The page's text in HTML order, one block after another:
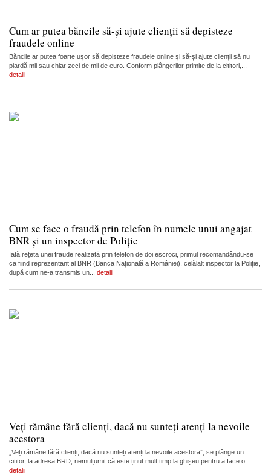
Cum ar putea băncile să-și ajute clienții să depisteze
fraudele online
Băncile ar putea foarte ușor să depisteze fraudele online și să-și ajute clienții să nu
piardă mii sau chiar zeci de mii de euro. Conform plângerilor primite de la cititori,...
detalii
Cum se face o fraudă prin telefon în numele unui angajat
BNR și un inspector de Poliție
Iată rețeta unei fraude realizată prin telefon de doi escroci, primul recomandându-se
ca fiind reprezentant al BNR (Banca Națională a României), celălalt inspector la Poliție,
după cum ne-a transmis un... detalii
Veți rămâne fără clienți, dacă nu sunteți atenți la nevoile
acestora
„Veți rămâne fără clienți, dacă nu sunteți atenți la nevoile acestora”, se plânge un
cititor, la adresa BRD, nemulțumit că este ținut mult timp la ghișeu pentru a face o...
detalii